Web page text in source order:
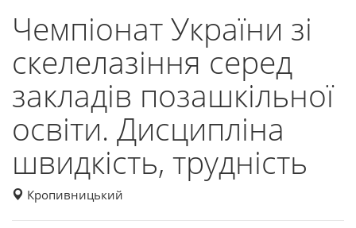
Чемпіонат України зі
скелелазіння серед
закладів позашкільної
освіти. Дисципліна
швидкість, трудність
Кропивницький